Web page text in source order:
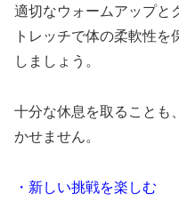
適切なウォームアップと
トレッチで体の柔軟性
しましょう。
十分な休息を取ることも
かせません。
・新しい挑戦を楽しむ